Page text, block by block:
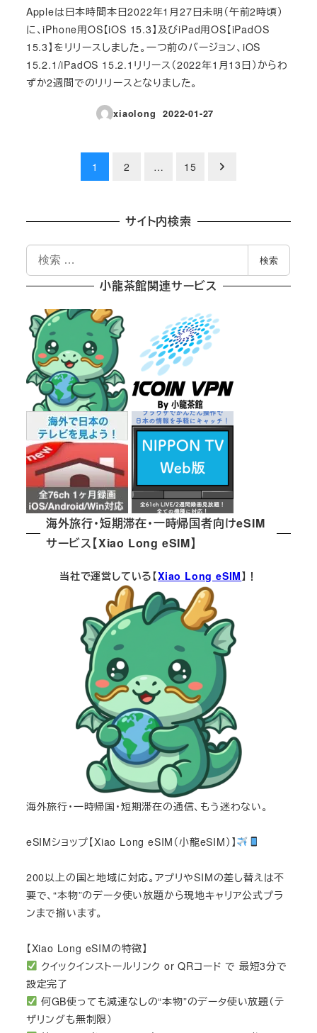
Appleは日本時間本日2022年1月27日未明（午前2時頃）
に、iPhone用OS【iOS 15.3】及びiPad用OS【iPadOS
15.3】をリリースしました。一つ前のバージョン、iOS
15.2.1/iPadOS 15.2.1リリース（2022年1月13日）からわ
ずか2週間でのリリースとなりました。
xiaolong
投稿日
2022-01-27
の
ペ
ー
ジ
送
り
1 2 … 15
サイト内検索
索
検索
小龍茶館関連サービス
海外旅行・短期滞在・一時帰国者向けeSIM
サービス【Xiao Long eSIM】
当社で運営している【Xiao Long eSIM】！
海外旅行・一時帰国・短期滞在の通信、もう迷わない。
eSIMショップ【Xiao Long eSIM（小龍eSIM）】
200以上の国と地域に対応。アプリやSIMの差し替えは不
要で、“本物”のデータ使い放題から現地キャリア公式プラ
ンまで揃います。
【Xiao Long eSIMの特徴】
クイックインストールリンク or QRコード で 最短3分で
設定完了
何GB使っても減速なしの“本物”のデータ使い放題（テ
ザリングも無制限）